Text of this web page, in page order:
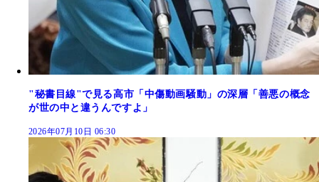
"秘書目線"で見る高市「中傷動画騒動」の深層「善悪の概念
が世の中と違うんですよ」
2026年07月10日 06:30